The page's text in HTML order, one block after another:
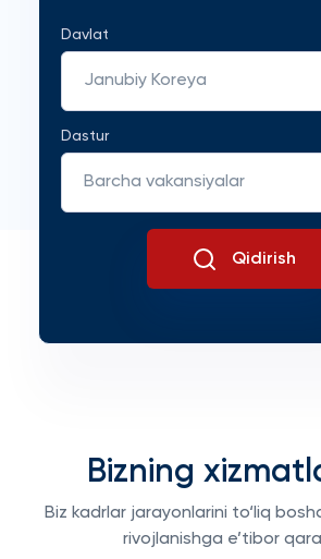
Davlat
Janubiy Koreya
Dastur
Barcha vakansiyalar
Qidirish
Bizning
Biz kadrlar jarayonlarini to‘liq
rivojlanishga e’tibor